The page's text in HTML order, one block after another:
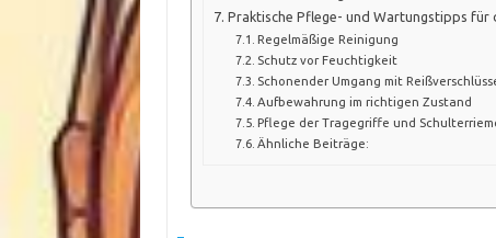
Praktische Pflege- und Wartungstipps für
Regelmäßige Reinigung
Schutz vor Feuchtigkeit
Schonender Umgang mit
Aufbewahrung im richtigen Zustand
Pflege der Tragegriffe und
Ähnliche Beiträge: